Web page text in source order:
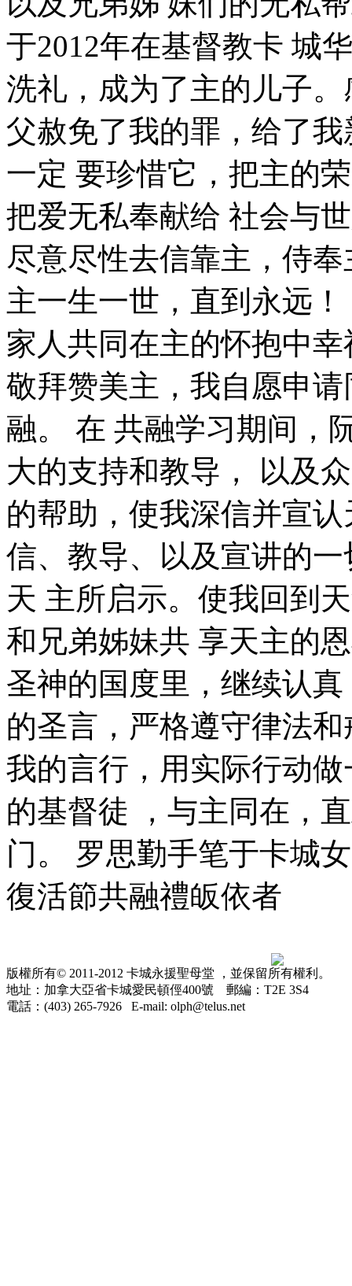
于2012年在基督教卡 城
洗礼，成为了主的儿子
父赦免了我的罪，给了
一定 要珍惜它，把主的
把爱无私奉献给 社会与
尽意尽性去信靠主，侍
主一生一世，直到永远
家人共同在主的怀抱中
敬拜赞美主，我自愿申
融。 在 共融学习期间，
大的支持和教导， 以及
的帮助，使我深信并宣
信、教导、以及宣讲的
天 主所启示。使我回到
和兄弟姊妹共 享天主的
圣神的国度里，继续认
的圣言，严格遵守律法
我的言行，用实际行动
的基督徒 ，与主同在，
门。 罗思勤手笔于卡城
復活節共融禮皈依者
版權所有© 2011-2012 卡城永援聖母堂 ，並保留所有權利。
地址：加拿大亞省卡城愛民頓俓400號 郵編：T2E 3S4
電話：(403) 265-7926 E-mail: olph@telus.net